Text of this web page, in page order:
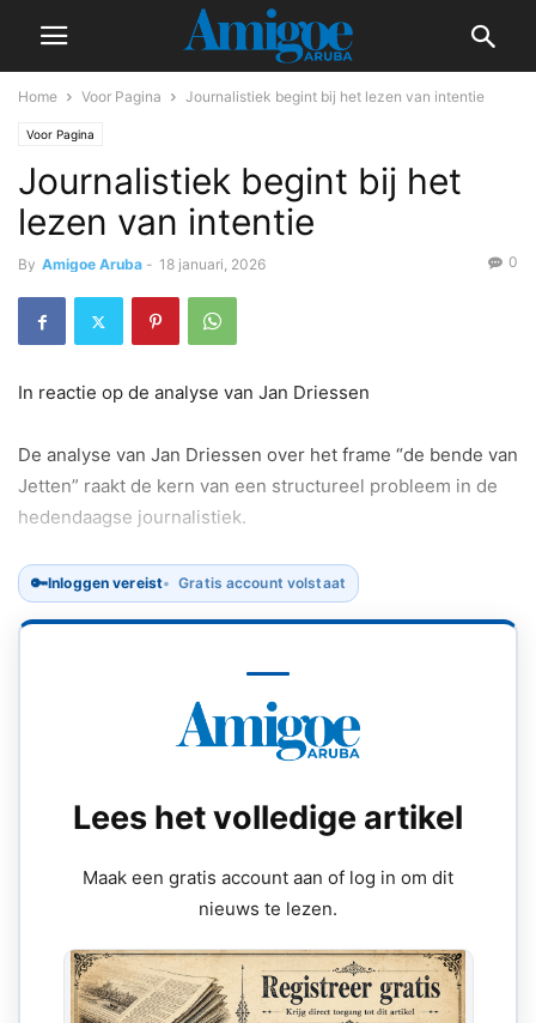
Home Voor Pagina Journalistiek begint bij het lezen van intentie
Voor Pagina
Journalistiek begint bij het
lezen van intentie
By Amigoe Aruba - 18 januari, 2026 0
In reactie op de analyse van Jan Driessen
De analyse van Jan Driessen over het frame “de bende van
Jetten” raakt de kern van een structureel probleem in de
hedendaagse journalistiek.
🔑Inloggen vereist Gratis account volstaat
Lees het volledige artikel
Maak een gratis account aan of log in om dit
nieuws te lezen.